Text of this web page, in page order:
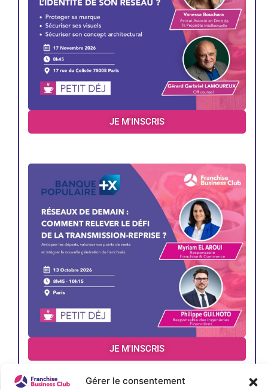
Gérer le consentement
JE M'INSCRIS
JE M'INSCRIS
< Précédent Évènements suivants >